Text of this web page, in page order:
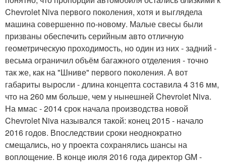
Chevrolet Niva первого поколения, хотя и выглядела
машина совершенно по-новому. Малые свесы были
призваны обеспечить серийным авто отличную
геометрическую проходимость, но один из них - задний -
весьма ограничил объём багажного отделения - точно
так же, как на "Шниве" первого поколения. А вот
габариты выросли - длина концепта составила 4 316 мм,
что на 260 мм больше, чем у нынешней Chevrolet Niva.
На ммас - 2014 срок начала производства новой
Chevrolet Niva назывался такой: конец 2015 - начало
2016 годов. Впоследствии сроки неоднократно
смещались, но у проекта сохранялись шансы на
воплощение. В конце июля 2016 года директор GM -